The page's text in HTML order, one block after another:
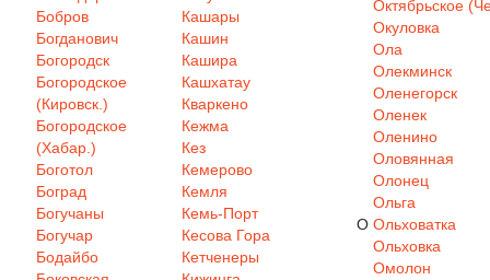
Бобров
Богданович
Богородск
Богородское
(Кировск.)
Богородское
(Хабар.)
Боготол
Боград
Богучаны
Богучар
Бодайбо
Кашары
Кашин
Кашира
Кашхатау
Кваркено
Кежма
Кез
Кемерово
Кемля
Кемь-Порт
Кесова Гора
Кетченеры
О
Октябрьское
Окуловка
Ола
Олекминск
Оленегорск
Оленек
Оленино
Оловянная
Олонец
Ольга
Ольховатка
Ольховка
Омолон